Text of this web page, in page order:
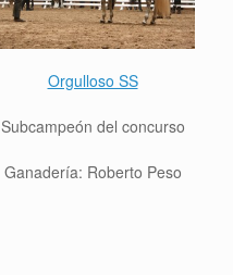
Orgulloso SS
Subcampeón del concurso
Ganadería: Roberto Peso